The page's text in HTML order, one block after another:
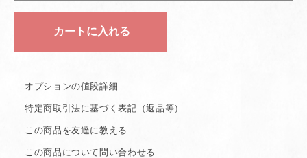
オプションの値段詳細
特定商取引法に基づく表記（返品等）
この商品を友達に教える
この商品について問い合わせる